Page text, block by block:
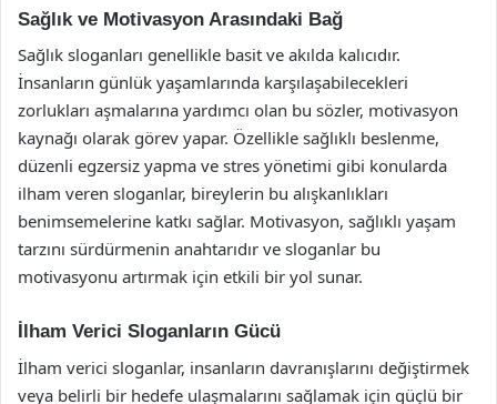
Sağlık ve Motivasyon Arasındaki Bağ
Sağlık sloganları genellikle basit ve akılda kalıcıdır.
İnsanların günlük yaşamlarında karşılaşabilecekleri
zorlukları aşmalarına yardımcı olan bu sözler, motivasyon
kaynağı olarak görev yapar. Özellikle sağlıklı beslenme,
düzenli egzersiz yapma ve stres yönetimi gibi konularda
ilham veren sloganlar, bireylerin bu alışkanlıkları
benimsemelerine katkı sağlar. Motivasyon, sağlıklı yaşam
tarzını sürdürmenin anahtarıdır ve sloganlar bu
motivasyonu artırmak için etkili bir yol sunar.
İlham Verici Sloganların Gücü
İlham verici sloganlar, insanların davranışlarını değiştirmek
veya belirli bir hedefe ulaşmalarını sağlamak için güçlü bir